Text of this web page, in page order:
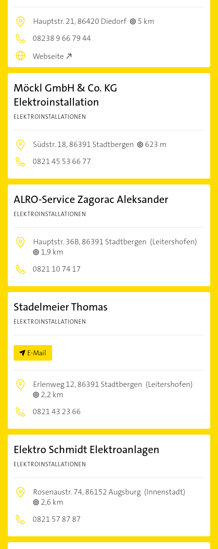
Hauptstr. 21,86420 Diedorf
5 km
08238 9 66 79 44
Webseite
Möckl GmbH & Co. KG
Elektroinstallation
ELEKTROINSTALLATIONEN
Südstr. 18,86391 Stadtbergen
623 m
0821 45 53 66 77
ALRO-Service Zagorac Aleksander
ELEKTROINSTALLATIONEN
Hauptstr. 36B,86391 Stadtbergen (Leitershofen)
1,9 km
0821 10 74 17
Stadelmeier Thomas
ELEKTROINSTALLATIONEN
E-Mail
Erlenweg 12,86391 Stadtbergen (Leitershofen)
2,2 km
0821 43 23 66
Elektro Schmidt Elektroanlagen
ELEKTROINSTALLATIONEN
Rosenaustr. 74,86152 Augsburg (Innenstadt)
2,6 km
0821 57 87 87